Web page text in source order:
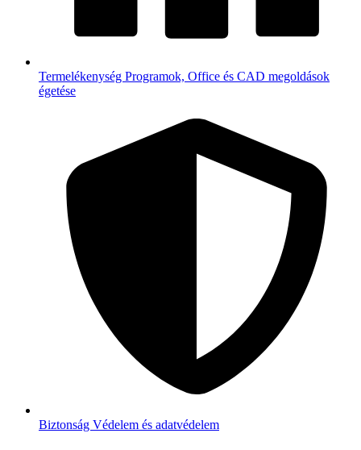
Termelékenység Programok, Office és CAD megoldások
égetése
Biztonság Védelem és adatvédelem